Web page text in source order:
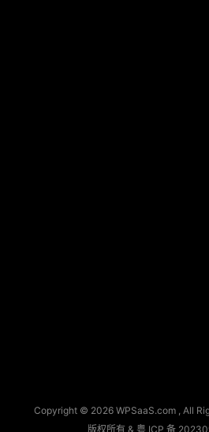
Copyright © 2026 WPSaaS.com , All
版权所有 & 粤 ICP 备